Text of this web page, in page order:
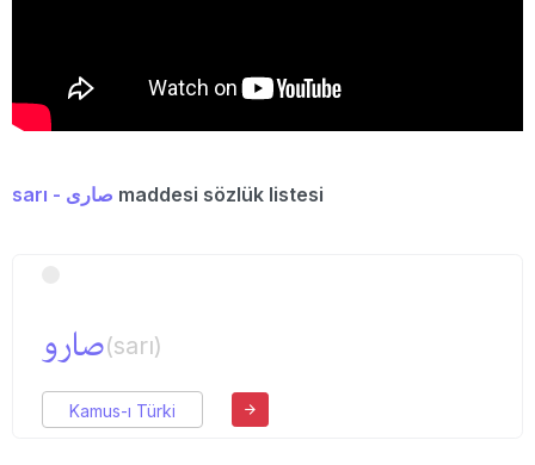
sarı - صاری maddesi sözlük listesi
صارو(sarı)
Kamus-ı Türki